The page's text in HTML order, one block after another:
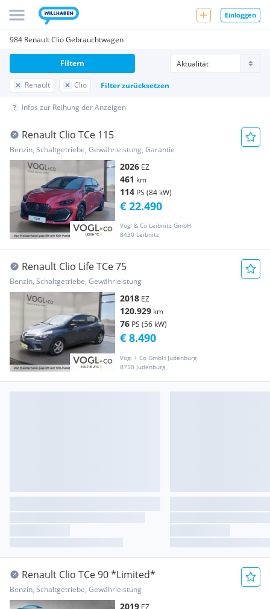
Einloggen
984 Renault Clio Gebrauchtwagen
Renault Clio Filter zurücksetzen
Filtern
Infos zur Reihung der Anzeigen
Renault Clio TCe 115
Benzin, Schaltgetriebe, Gewährleistung, Garantie
2026 EZ
461 km
114 PS (84 kW)
Vogl & Co Leibnitz GmbH
8430 Leibnitz
€ 22.490
Renault Clio Life TCe 75
Benzin, Schaltgetriebe, Gewährleistung
2018 EZ
120.929 km
76 PS (56 kW)
Vogl + Co GmbH Judenburg
8750 Judenburg
€ 8.490
Renault Clio TCe 90 *Limited*
Benzin, Schaltgetriebe, Gewährleistung
2019